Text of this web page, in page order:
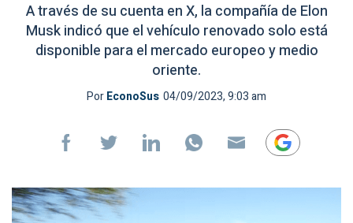
A través de su cuenta en X, la compañía de Elon
Musk indicó que el vehículo renovado solo está
disponible para el mercado europeo y medio
oriente.
PorEconoSus 04/09/2023, 9:03 am